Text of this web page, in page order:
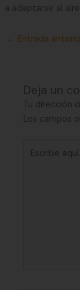
a adaptarse al
← Entrada
Deja un
Tu dirección
Los campos